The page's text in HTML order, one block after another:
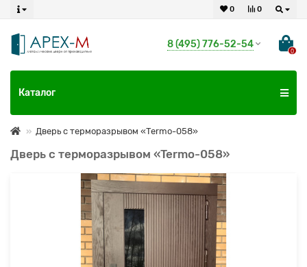
0
0
8 (495) 776-52-54
0
Каталог
Дверь с терморазрывом «Termo-058»
Дверь с терморазрывом «Termo-058»